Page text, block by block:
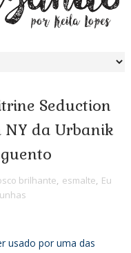
Seduction
NY da Urbanik
brilhante, esmalte, Eu
unhas
usado por uma das